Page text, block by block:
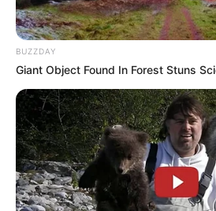
BUZZDAY
Giant Object Found In Forest Stuns